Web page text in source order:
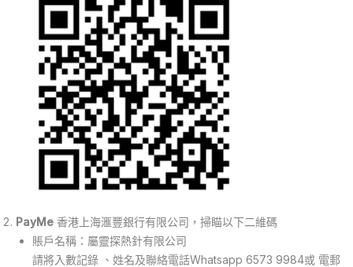
PayMe 香港上海滙豐銀行有限公司，掃瞄以下二維碼
賬戶名稱：屬靈探熱針有限公司
請將入數記錄 、姓名及聯絡電話Whatsapp 6573 9984或 電郵